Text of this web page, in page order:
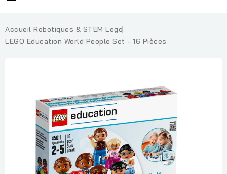
Accueil Robotiques & STEM Lego
LEGO Education World People Set - 16 Pièces